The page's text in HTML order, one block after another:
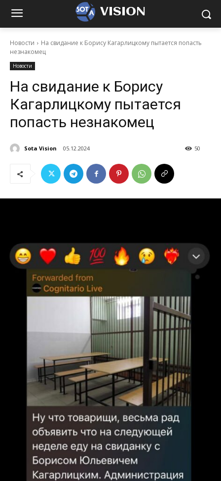
VISION
Новости
На свидание к Борису Кагарлицкому пытается попасть
незнакомец
Новости
На свидание к Борису
Кагарлицкому пытается
попасть незнакомец
Sota Vision 05.12.2024 50